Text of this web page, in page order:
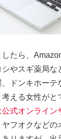
たら、
やスギ薬局な
ドンキホーテ
える女性がと
式オンライン
ヤフオクなどの